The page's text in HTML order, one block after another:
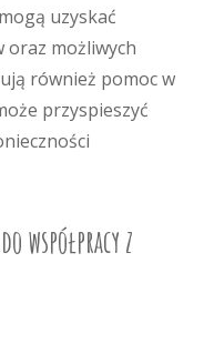
uzyskać
oraz możliwych
również pomoc w
przyspieszyć
współpracy z